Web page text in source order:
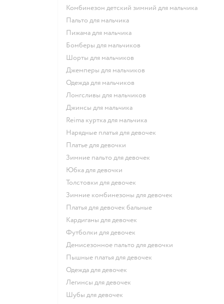
Комбинезон детский зимний для мальчика
Пальто для мальчика
Пижама для мальчика
Бомберы для мальчиков
Шорты для мальчиков
Джемперы для мальчиков
Одежда для мальчиков
Лонгсливы для мальчиков
Джинсы для мальчика
Reima куртка для мальчика
Нарядные платья для девочек
Платье для девочки
Зимние пальто для девочек
Юбка для девочки
Толстовки для девочек
Зимние комбинезоны для девочек
Платья для девочек бальные
Кардиганы для девочек
Футболки для девочек
Демисезонное пальто для девочки
Пышные платья для девочек
Одежда для девочек
Легинсы для девочек
Шубы для девочек